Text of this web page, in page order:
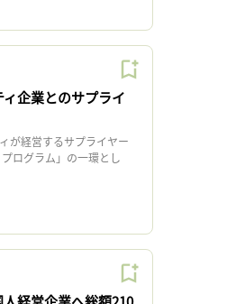
ィ企業とのサプライ
が経営するサプライヤー
ログラム」の一環とし